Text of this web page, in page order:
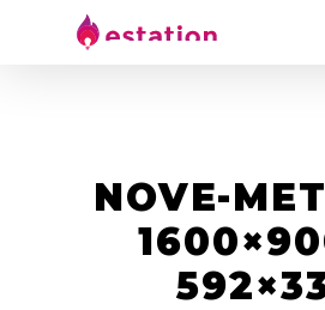
NOVE-